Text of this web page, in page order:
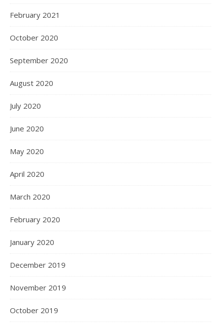
February 2021
October 2020
September 2020
August 2020
July 2020
June 2020
May 2020
April 2020
March 2020
February 2020
January 2020
December 2019
November 2019
October 2019